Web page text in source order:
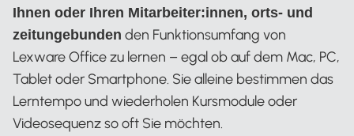
Ihnen oder Ihren Mitarbeiter:innen, orts- und
zeitungebunden den Funktionsumfang von
Lexware Office zu lernen – egal ob auf dem Mac, PC,
Tablet oder Smartphone. Sie alleine bestimmen das
Lerntempo und wiederholen Kursmodule oder
Videosequenz so oft Sie möchten.